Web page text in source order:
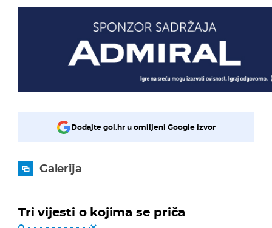
Dodajte gol.hr u omiljeni Google izvor
Galerija
Tri vijesti o kojima se priča